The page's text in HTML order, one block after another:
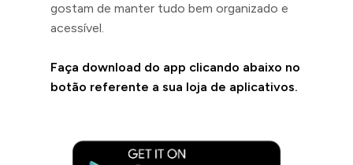
gostam de manter tudo bem organizado e
acessível.
Faça download do app clicando abaixo no
botão referente a sua loja de aplicativos.